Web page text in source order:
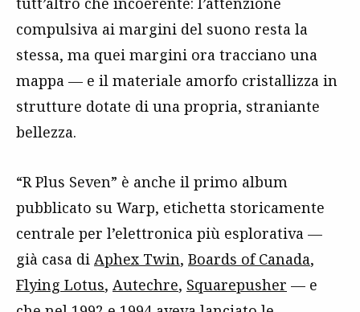
compulsiva ai margini del suono resta la
stessa, ma quei margini ora tracciano una
mappa — e il materiale amorfo cristallizza in
strutture dotate di una propria, straniante
bellezza.
“R Plus Seven” è anche il primo album
pubblicato su Warp, etichetta storicamente
centrale per l’elettronica più esplorativa —
già casa di Aphex Twin, Boards of Canada,
Flying Lotus, Autechre, Squarepusher — e